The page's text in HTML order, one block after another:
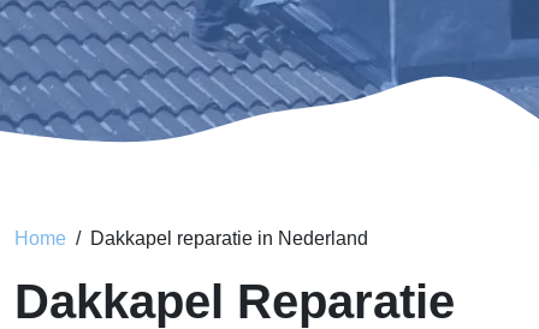
Home Dakkapel reparatie in Nederland
Dakkapel Reparatie